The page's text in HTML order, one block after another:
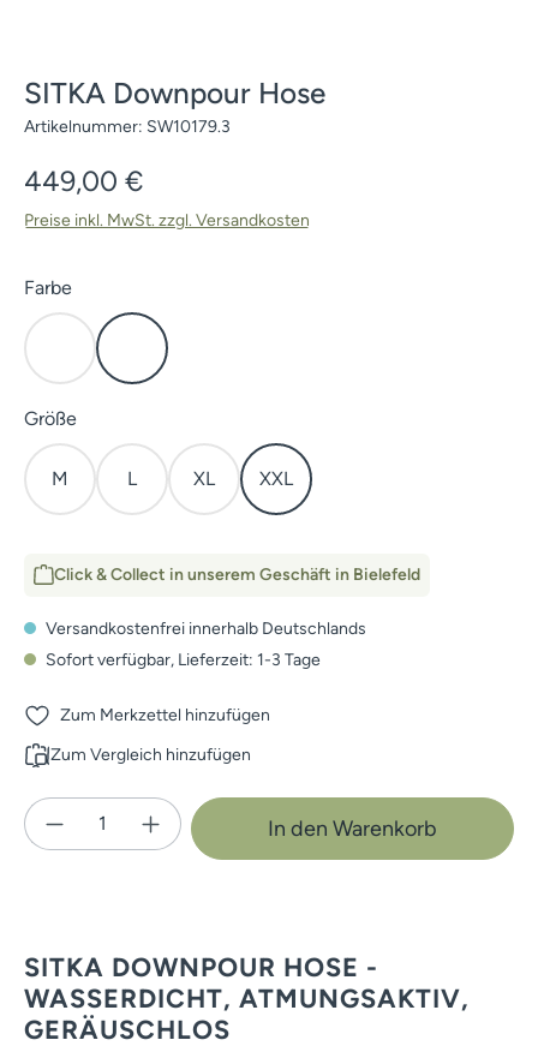
SITKA Downpour Hose
Artikelnummer: SW10179.3
Regulärer Preis:
449,00 €
Preise inkl. MwSt. zzgl. Versandkosten
Farbeauswählen
Cover Elevated II
Größeauswählen
M L XL XXL
Click & Collect in unserem Geschäft in Bielefeld
Versandkostenfrei innerhalb Deutschlands
Sofort verfügbar, Lieferzeit: 1-3 Tage
Zum Merkzettel hinzufügen
Zum Vergleich hinzufügen
Produkt Anzahl: Gib den gewünschten
In den Warenkorb
SITKA DOWNPOUR HOSE -
WASSERDICHT, ATMUNGSAKTIV,
GERÄUSCHLOS